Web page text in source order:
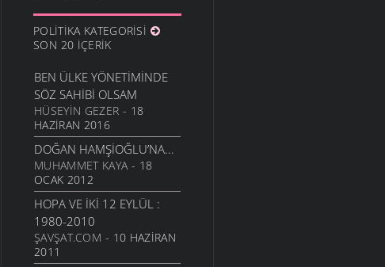
POLITIKA KATEGORISI
SON 20 İÇERIK
BEN ÜLKE YÖNETIMINDE
SÖZ SAHIBI OLSAM
HÜSEYIN GEZER - 18
HAZIRAN 2016
DOĞAN HAMŞIOĞLU’NA...
MUHAMMET KAYA- 18
OCAK 2012
HOPA VE İKI 12 EYLÜL :
1980-2010
ŞAVŞAT.COM - 10 HAZIRAN
2011